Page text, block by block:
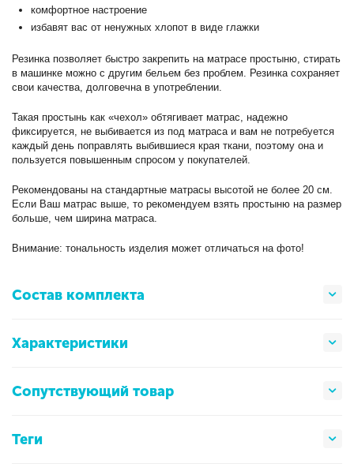
комфортное настроение
избавят вас от ненужных хлопот в виде глажки
Резинка позволяет быстро закрепить на матрасе простыню, стирать
в машинке можно с другим бельем без проблем. Резинка сохраняет
свои качества, долговечна в употреблении.
Такая простынь как «чехол» обтягивает матрас, надежно
фиксируется, не выбивается из под матраса и вам не потребуется
каждый день поправлять выбившиеся края ткани, поэтому она и
пользуется повышенным спросом у покупателей.
Рекомендованы на стандартные матрасы высотой не более 20 см.
Если Ваш матрас выше, то рекомендуем взять простыню на размер
больше, чем ширина матраса.
Внимание: тональность изделия может отличаться на фото!
Состав комплекта
Характеристики
Сопутствующий товар
Теги